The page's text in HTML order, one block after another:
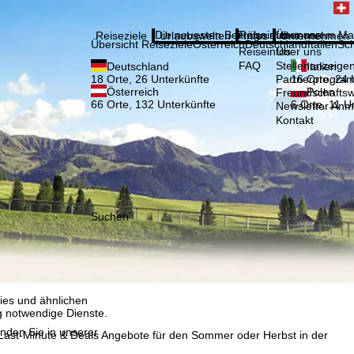
TravelTrex GmbH,
von Endgeräte- und
Produktempfehlung,
widerrufbar), die
und ähnlichen
Dienste.
Sie in unserer
Reiseziele
Übersicht ReisezieleÖsterreichDeutschlandItalien
Deutschland
18 Orte, 26 Unterkünfte
Italien
16 Orte, 24
Österreich
66 Orte, 132 Unterkünfte
Polen
6 Orte, 11
Urlaubswelten
Die neuesten Beiträge aus unserem
Infos
Reiseinfos
Reiseinfos
FAQ
Unternehmen
Über uns
Über uns
Newsletter
Kontakt
Suchen
Minute & Deals Angebote für den Sommer oder Herbst in der